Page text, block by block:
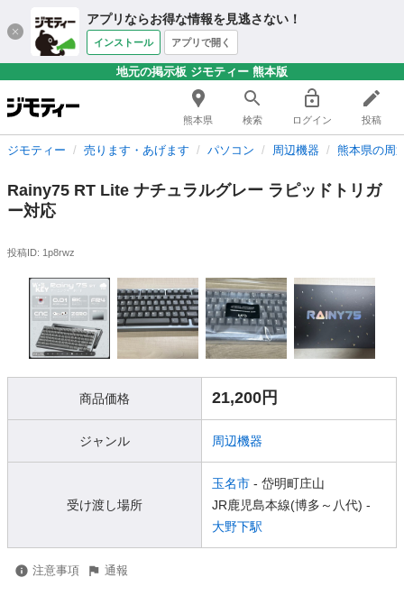
アプリならお得な情報を見逃さない！
インストール アプリで開く
地元の掲示板 ジモティー 熊本版
熊本県 検索 ログイン 投稿
ジモティー 売ります・あげます パソコン 周辺機器 熊本県の周
Rainy75 RT Lite ナチュラルグレー ラピッドトリガ
ー対応
投稿ID: 1p8rwz
商品価格 21,200円
ジャンル 周辺機器
受け渡し場所
玉名市 - 岱明町庄山
JR鹿児島本線(博多～八代) -
大野下駅
注意事項 通報